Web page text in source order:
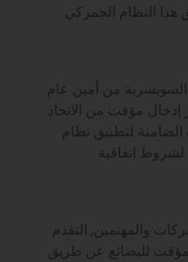
هذا النظام الجمركي
من أمين عام
إدخال مؤقت من الاتحاد
الضامنة لتطبيق نظام
لشروط اتفاقية
والمهتمين, التقدم
للبضائع عن طريق